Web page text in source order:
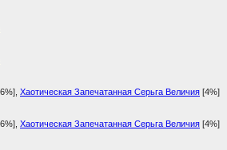
Хаотическая Запечатанная Серьга Величия [4%]
Хаотическая Запечатанная Серьга Величия [4%]